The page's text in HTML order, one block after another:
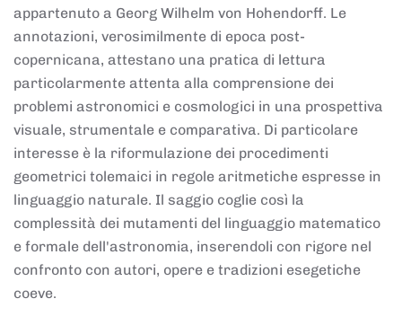
appartenuto a Georg Wilhelm von Hohendorff. Le
annotazioni, verosimilmente di epoca post-
copernicana, attestano una pratica di lettura
particolarmente attenta alla comprensione dei
problemi astronomici e cosmologici in una prospettiva
visuale, strumentale e comparativa. Di particolare
interesse è la riformulazione dei procedimenti
geometrici tolemaici in regole aritmetiche espresse in
linguaggio naturale. Il saggio coglie così la
complessità dei mutamenti del linguaggio matematico
e formale dell'astronomia, inserendoli con rigore nel
confronto con autori, opere e tradizioni esegetiche
coeve.